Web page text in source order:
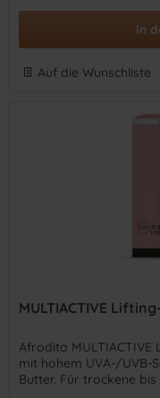
In
Auf die Wunschliste
MULTIACTIVE
Afrodita MULTIACTIVE
mit hohem UVA-/UVB-
Butter. Für trockene